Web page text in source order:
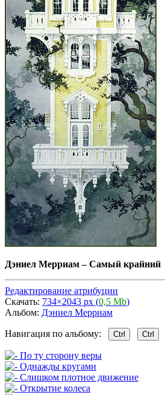
Дэниел Мерриам–Самый крайний
Редактирование атрибуции
Скачать: 734×2043 px (0,5 Mb)
Альбом: Дэниел Мерриам
Навигация по альбому: Ctrl Ctrl